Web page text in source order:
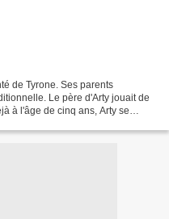
de Tyrone. Ses parents
Le père d'Arty jouait de
à l'âge de cinq ans, Arty se